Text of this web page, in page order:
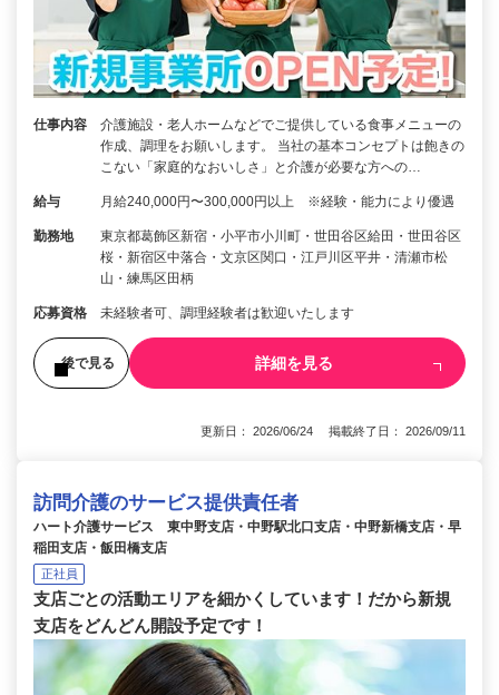
仕事内容
介護施設・老人ホームなどでご提供している食事メニューの
作成、調理をお願いします。 当社の基本コンセプトは飽きの
こない「家庭的なおいしさ」と介護が必要な方への…
給与 月給240,000円〜300,000円以上 ※経験・能力により優遇
勤務地
東京都葛飾区新宿・小平市小川町・世田谷区給田・世田谷区
桜・新宿区中落合・文京区関口・江戸川区平井・清瀬市松
山・練馬区田柄
応募資格 未経験者可、調理経験者は歓迎いたします
後で見る 詳細を見る
更新日： 2026/06/24 掲載終了日： 2026/09/11
訪問介護のサービス提供責任者
ハート介護サービス 東中野支店・中野駅北口支店・中野新橋支店・早
稲田支店・飯田橋支店
正社員
支店ごとの活動エリアを細かくしています！だから新規
支店をどんどん開設予定です！